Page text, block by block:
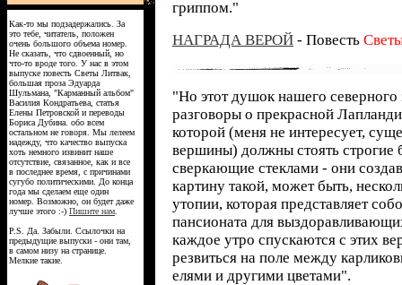
Как-то мы подзадержались. За
это тебе, читатель, положен
очень большого объема номер.
Не сказать, что сдвоенный, но
что-то вроде того. У нас в этом
выпуске повесть Светы Литвак,
большая проза Эдуарда
Шульмана, "Карманный альбом"
Василия Кондратьева, статья
Елены Петровской и переводы
Бориса Дубина. обо всем
остальном не говоря. Мы лелеем
надежду, что качество выпуска
хоть немного извинит наше
отсутствие, связанное, как и все
в последнее время, с причинами
сугубо политическими. До конца
года мы сделаем еще один
номер. Возможно, он будет даже
лучше этого :-) Пишите нам
P.S. Да. Забыли. Ссылочки на
предыдущие выпуски - они там,
в самом низу на странице.
Мелкие такие.
гриппом."
НАГРАДА ВЕРОЙ - Повесть
"Но этот душок нашего северного
разговоры о прекрасной
которой (меня не интересует,
вершины) должны стоять строгие
сверкающие стеклами - они
картину такой, может быть,
утопии, которая представляет
пансионата для
каждое утро спускаются с этих
резвиться на поле между
елями и другими цветами".